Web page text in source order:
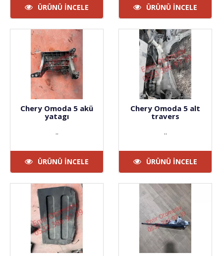
ÜRÜNÜ İNCELE ÜRÜNÜ İNCELE
Chery Omoda 5 akü
yatagı
..
ÜRÜNÜ İNCELE
Chery Omoda 5 alt
travers
..
ÜRÜNÜ İNCELE